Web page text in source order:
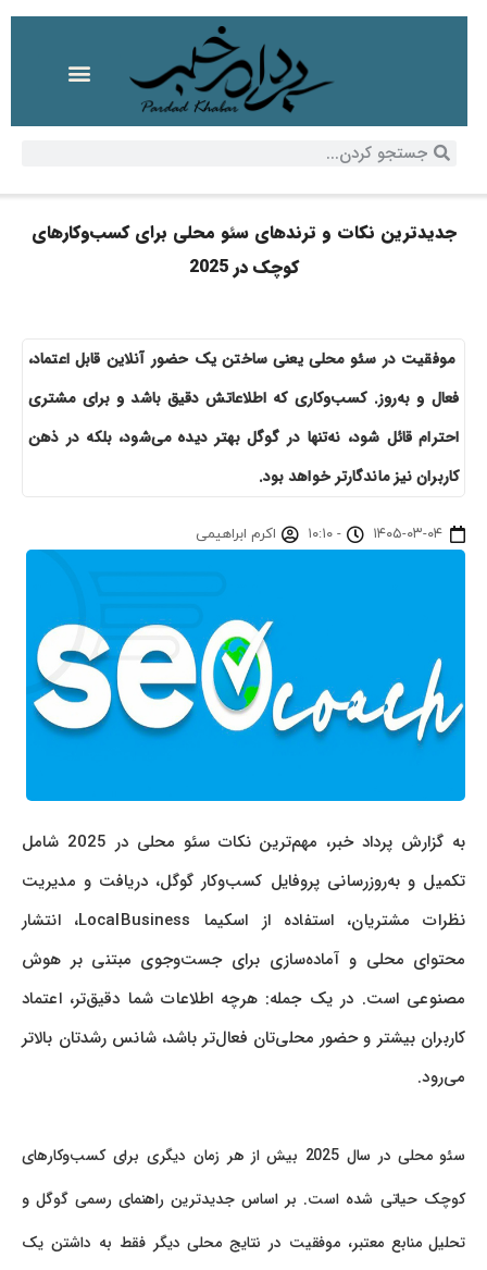
جدیدترین نکات و ترندهای سئو محلی برای کسب‌وکارهای
کوچک در 2025
موفقیت در سئو محلی یعنی ساختن یک حضور آنلاین قابل اعتماد،
فعال و به‌روز. کسب‌وکاری که اطلاعاتش دقیق باشد و برای مشتری
احترام قائل شود، نه‌تنها در گوگل بهتر دیده می‌شود، بلکه در ذهن
کاربران نیز ماندگارتر خواهد بود.
۱۴۰۵-۰۳-۰۴ - ۱۰:۱۰ اکرم ابراهیمی
به گزارش پرداد خبر، مهم‌ترین نکات سئو محلی در 2025 شامل
تکمیل و به‌روزرسانی پروفایل کسب‌وکار گوگل، دریافت و مدیریت
نظرات مشتریان، استفاده از اسکیما LocalBusiness، انتشار
محتوای محلی و آماده‌سازی برای جست‌وجوی مبتنی بر هوش
مصنوعی است. در یک جمله: هرچه اطلاعات شما دقیق‌تر، اعتماد
کاربران بیشتر و حضور محلی‌تان فعال‌تر باشد، شانس رشدتان بالاتر
می‌رود.
سئو محلی در سال 2025 بیش از هر زمان دیگری برای کسب‌وکارهای
کوچک حیاتی شده است. بر اساس جدیدترین راهنمای رسمی گوگل و
تحلیل منابع معتبر، موفقیت در نتایج محلی دیگر فقط به داشتن یک